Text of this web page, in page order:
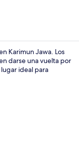
Karimun Jawa. Los
darse una vuelta por
ideal para